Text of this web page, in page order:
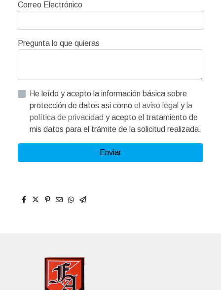
Correo Electrónico
Pregunta lo que quieras
He leído y acepto la información básica sobre
protección de datos asi como el aviso legal y la
política de privacidad y acepto el tratamiento de
mis datos para el trámite de la solicitud realizada.
Enviar